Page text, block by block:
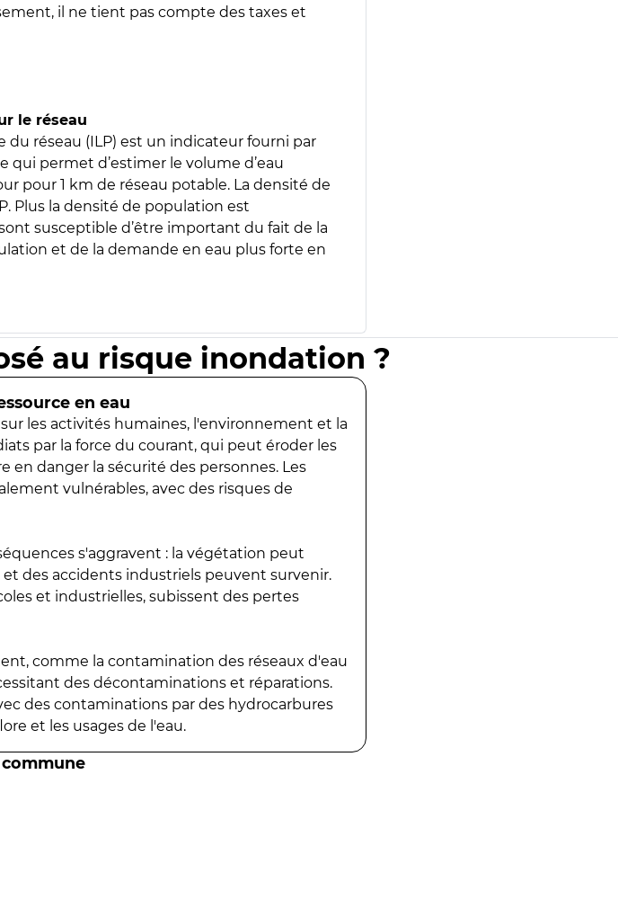
il ne tient pas compte des taxes et
le réseau
du réseau (ILP) est un indicateur fourni par
qui permet d’estimer le volume d’eau
pour 1 km de réseau potable. La densité de
Plus la densité de population est
susceptible d’être important du fait de la
et de la demande en eau plus forte en
au risque inondation ?
en eau
les activités humaines, l'environnement et la
par la force du courant, qui peut éroder les
en danger la sécurité des personnes. Les
vulnérables, avec des risques de
s'aggravent : la végétation peut
des accidents industriels peuvent survenir.
et industrielles, subissent des pertes
comme la contamination des réseaux d'eau
des décontaminations et réparations.
des contaminations par des hydrocarbures
et les usages de l'eau.